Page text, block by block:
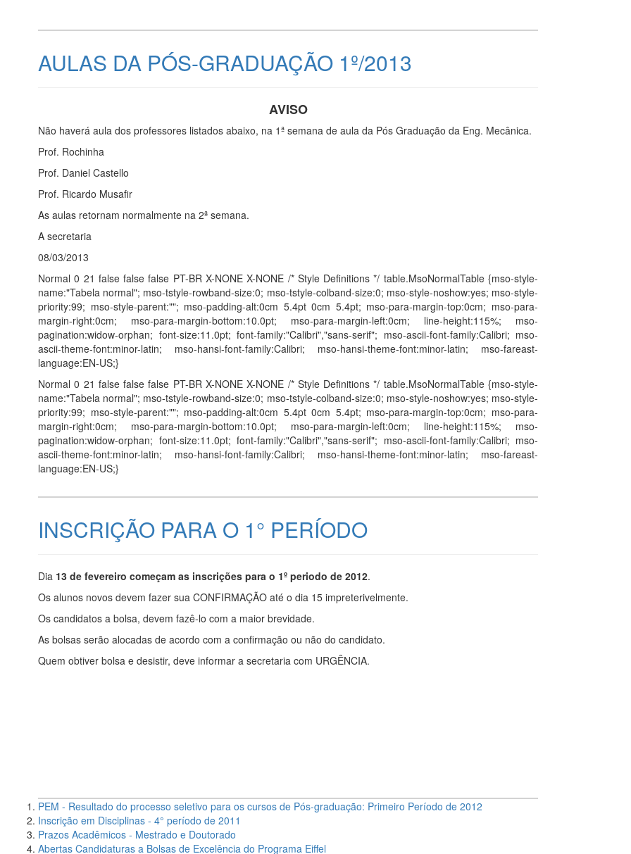
AULAS DA PÓS-GRADUAÇÃO 1º/2013
AVISO
Não haverá aula dos professores listados abaixo, na 1ª semana de aula da Pós Graduação da Eng. Mecânica.
Prof. Rochinha
Prof. Daniel Castello
Prof. Ricardo Musafir
As aulas retornam normalmente na 2ª semana.
A secretaria
08/03/2013
Normal 0 21 false false false PT-BR X-NONE X-NONE /* Style Definitions */ table.MsoNormalTable {mso-style-
name:"Tabela normal"; mso-tstyle-rowband-size:0; mso-tstyle-colband-size:0; mso-style-noshow:yes; mso-style-
priority:99; mso-style-parent:""; mso-padding-alt:0cm 5.4pt 0cm 5.4pt; mso-para-margin-top:0cm; mso-para-
margin-right:0cm; mso-para-margin-bottom:10.0pt; mso-para-margin-left:0cm; line-height:115%; mso-
pagination:widow-orphan; font-size:11.0pt; font-family:"Calibri","sans-serif"; mso-ascii-font-family:Calibri; mso-
ascii-theme-font:minor-latin; mso-hansi-font-family:Calibri; mso-hansi-theme-font:minor-latin; mso-fareast-
language:EN-US;}
Normal 0 21 false false false PT-BR X-NONE X-NONE /* Style Definitions */ table.MsoNormalTable {mso-style-
name:"Tabela normal"; mso-tstyle-rowband-size:0; mso-tstyle-colband-size:0; mso-style-noshow:yes; mso-style-
priority:99; mso-style-parent:""; mso-padding-alt:0cm 5.4pt 0cm 5.4pt; mso-para-margin-top:0cm; mso-para-
margin-right:0cm; mso-para-margin-bottom:10.0pt; mso-para-margin-left:0cm; line-height:115%; mso-
pagination:widow-orphan; font-size:11.0pt; font-family:"Calibri","sans-serif"; mso-ascii-font-family:Calibri; mso-
ascii-theme-font:minor-latin; mso-hansi-font-family:Calibri; mso-hansi-theme-font:minor-latin; mso-fareast-
language:EN-US;}
INSCRIÇÃO PARA O 1° PERÍODO
Dia 13 de fevereiro começam as inscrições para o 1º periodo de 2012.
Os alunos novos devem fazer sua CONFIRMAÇÃO até o dia 15 impreterivelmente.
Os candidatos a bolsa, devem fazê-lo com a maior brevidade.
As bolsas serão alocadas de acordo com a confirmação ou não do candidato.
Quem obtiver bolsa e desistir, deve informar a secretaria com URGÊNCIA.
PEM - Resultado do processo seletivo para os cursos de Pós-graduação: Primeiro Período de 2012
Inscrição em Disciplinas - 4° período de 2011
Prazos Acadêmicos - Mestrado e Doutorado
Abertas Candidaturas a Bolsas de Excelência do Programa Eiffel